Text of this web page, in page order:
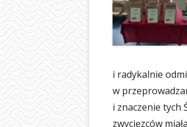
i radykalnie
w
i znaczenie tych
zwycięzców